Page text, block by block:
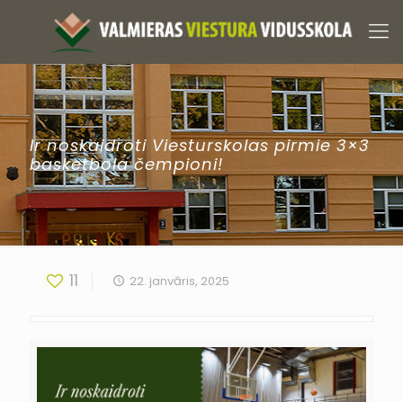
Ir noskaidroti Viesturskolas pirmie 3×3
basketbola čempioni!
11 22. janvāris, 2025